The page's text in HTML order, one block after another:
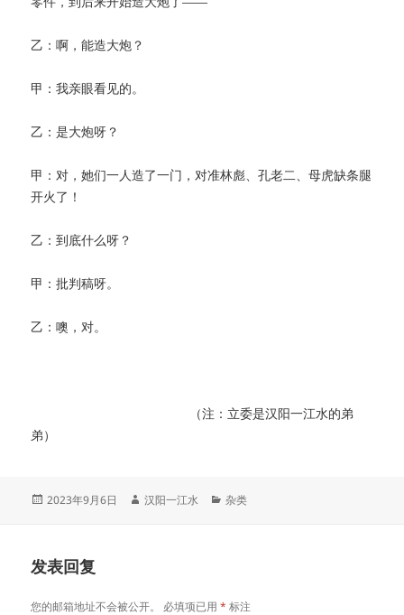
乙：啊，能造大炮？
甲：我亲眼看见的。
乙：是大炮呀？
甲：对，她们一人造了一门，对准林彪、孔老二、母虎缺条腿
开火了！
乙：到底什么呀？
甲：批判稿呀。
乙：噢，对。
（注：立委是汉阳一江水的弟
弟）
发
2023年9月6日
作
汉阳一江水
分
杂类
发表回复
您的邮箱地址不会被公开。 必填项已用* 标注